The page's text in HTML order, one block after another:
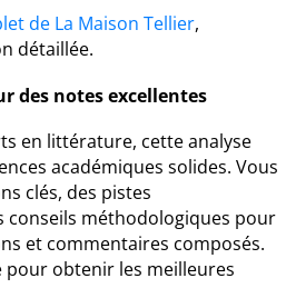
de La Maison Tellier,
détaillée.
des notes excellentes
en littérature, cette analyse
académiques solides. Vous
clés, des pistes
méthodologiques pour
et commentaires composés.
obtenir les meilleures